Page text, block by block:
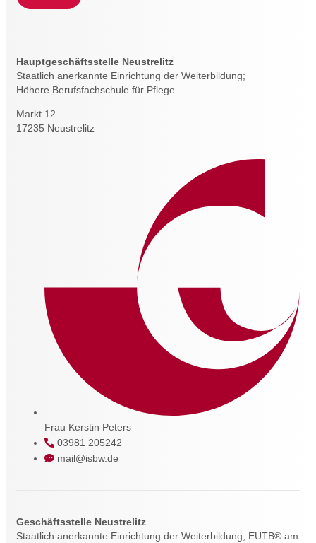
Hauptgeschäftsstelle Neustrelitz
Staatlich anerkannte Einrichtung der Weiterbildung;
Höhere Berufsfachschule für Pflege
Markt 12
17235 Neustrelitz
Frau Kerstin Peters
03981 205242
mail@isbw.de
Geschäftsstelle Neustrelitz
Staatlich anerkannte Einrichtung der Weiterbildung; EUTB® am